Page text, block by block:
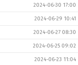
2024-06-30 17:00
2024-06-29 10:41
2024-06-27 08:30
2024-06-25 09:02
2024-06-23 11:04